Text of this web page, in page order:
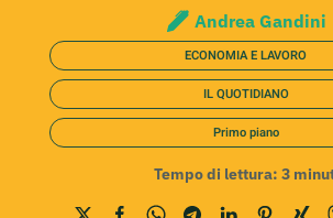
Andrea Gandini
ECONOMIA E LAVORO
IL QUOTIDIANO
Primo piano
Tempo di lettura: 3